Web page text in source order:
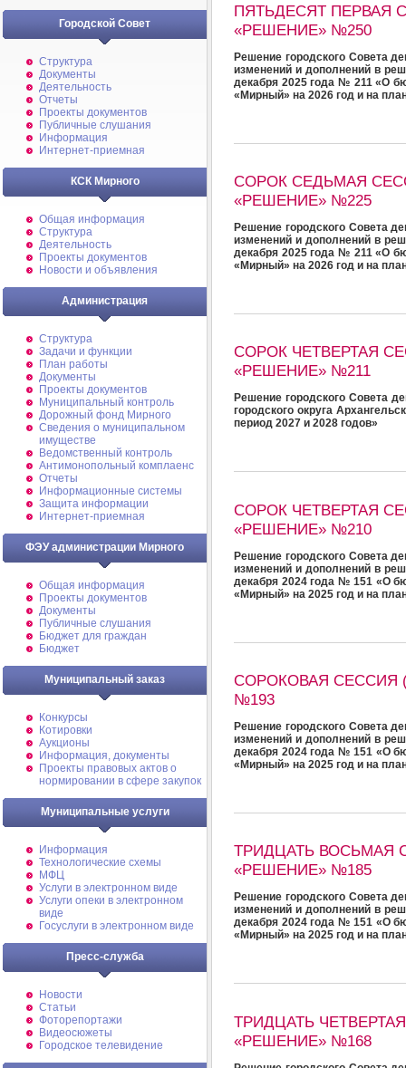
Городской Совет
Структура
Документы
Деятельность
Отчеты
Проекты документов
Публичные слушания
Информация
Интернет-приемная
КСК Мирного
Общая информация
Структура
Деятельность
Проекты документов
Новости и объявления
Администрация
Структура
Задачи и функции
План работы
Документы
Проекты документов
Муниципальный контроль
Дорожный фонд Мирного
Cведения о муниципальном
имуществе
Ведомственный контроль
Антимонопольный комплаенс
Отчеты
Информационные системы
Защита информации
Интернет-приемная
ФЭУ администрации Мирного
Общая информация
Проекты документов
Документы
Публичные слушания
Бюджет для граждан
Бюджет
Муниципальный заказ
Конкурсы
Котировки
Аукционы
Информация, документы
Проекты правовых актов о
нормировании в сфере закупок
Муниципальные услуги
Информация
Технологические схемы
МФЦ
Услуги в электронном виде
Услуги опеки в электронном
виде
Госуслуги в электронном виде
Пресс-служба
Новости
Статьи
Фоторепортажи
Видеосюжеты
Городское телевидение
ПЯТЬДЕСЯТ ПЕРВАЯ
«РЕШЕНИЕ» №250
Решение городского Совета
изменений и дополнений в
декабря 2025 года № 211 «О
«Мирный» на 2026 год и на
СОРОК СЕДЬМАЯ
«РЕШЕНИЕ» №225
Решение городского Совета
изменений и дополнений в
декабря 2025 года № 211 «О
«Мирный» на 2026 год и на
СОРОК ЧЕТВЕРТАЯ
«РЕШЕНИЕ» №211
Решение городского Совета
городского округа
период 2027 и 2028 годов»
СОРОК ЧЕТВЕРТАЯ
«РЕШЕНИЕ» №210
Решение городского Совета
изменений и дополнений в
декабря 2024 года № 151 «О
«Мирный» на 2025 год и на
СОРОКОВАЯ СЕССИЯ
№193
Решение городского Совета
изменений и дополнений в
декабря 2024 года № 151 «О
«Мирный» на 2025 год и на
ТРИДЦАТЬ ВОСЬМАЯ
«РЕШЕНИЕ» №185
Решение городского Совета
изменений и дополнений в
декабря 2024 года № 151 «О
«Мирный» на 2025 год и на
ТРИДЦАТЬ
«РЕШЕНИЕ» №168